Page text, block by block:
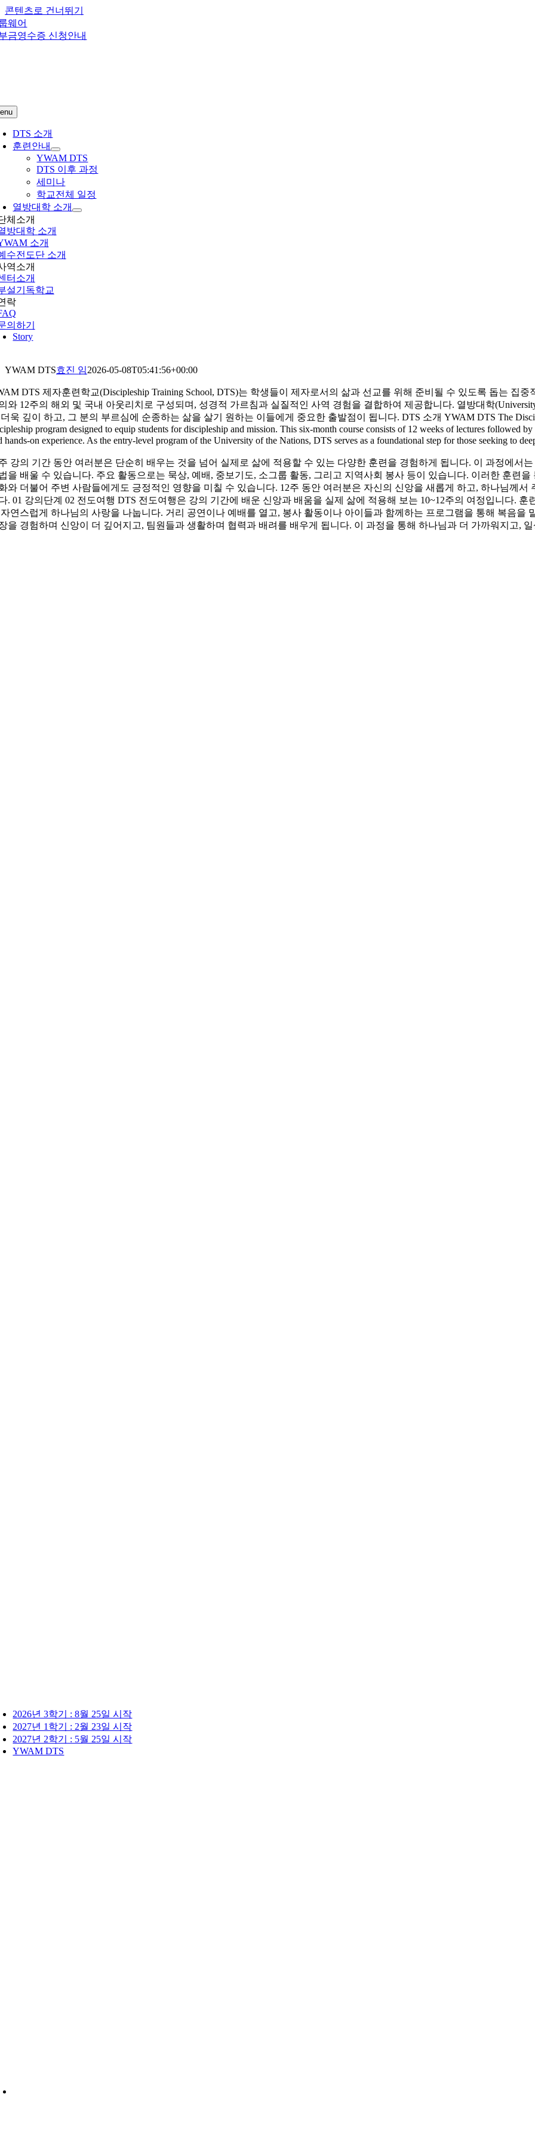
콘텐츠로 건너뛰기
웨어
금영수증 신청안내
DTS 소개
훈련안내
YWAM DTS
DTS 이후 과정
세미나
학교전체 일정
열방대학 소개
체소개
방대학 소개
소개
수전도단 소개
역소개
터소개
설기독학교
락
의하기
Story
YWAM DTS효진 임2026-05-08T05:41:56+00:00
DTS 제자훈련학교(Discipleship Training School, DTS)는 학생들이 제자로서의 삶과 선교를 위해 준비될 수 있도록 돕는 집
와 12주의 해외 및 국내 아웃리치로 구성되며, 성경적 가르침과 실질적인 사역 경험을 결합하여 제공합니다. 열방대학
욱 깊이 하고, 그 분의 부르심에 순종하는 삶을 살기 원하는 이들에게 중요한 출발점이 됩니다.DTS 소개 YWAM DTS The
program designed to equip students for discipleship and mission. This six-month course consists of 12 weeks of lectures followed
hands-on experience. As the entry-level program of the University of the Nations, DTS serves as a foundational step for those seeking to
강의 기간 동안 여러분은 단순히 배우는 것을 넘어 실제로 삶에 적용할 수 있는 다양한 훈련을 경험하게 됩니다. 이 과정에서
을 배울 수 있습니다. 주요 활동으로는 묵상, 예배, 중보기도, 소그룹 활동, 그리고 지역사회 봉사 등이 있습니다. 이러한 훈련
와 더불어 주변 사람들에게도 긍정적인 영향을 미칠 수 있습니다. 12주 동안 여러분은 자신의 신앙을 새롭게 하고, 하나님께
. 01 강의단계 02 전도여행 DTS 전도여행은 강의 기간에 배운 신앙과 배움을 실제 삶에 적용해 보는 10~12주의 여정입니다.
연스럽게 하나님의 사랑을 나눕니다. 거리 공연이나 예배를 열고, 봉사 활동이나 아이들과 함께하는 프로그램을 통해 복음을
을 경험하며 신앙이 더 깊어지고, 팀원들과 생활하며 협력과 배려를 배우게 됩니다. 이 과정을 통해 하나님과 더 가까워지고,
2026년 3학기 : 8월 25일 시작
2027년 1학기 : 2월 23일 시작
2027년 2학기 : 5월 25일 시작
YWAM DTS